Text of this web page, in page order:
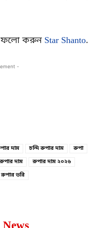
ফলো করুন Star Shanto.
-
দাম চন্দি রুপার দাম
রুপা
রুপার দাম
রুপার দাম ২০২৬
রুপার ভরি